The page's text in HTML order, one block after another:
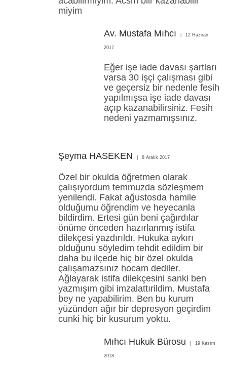
miyim
Av. Mustafa Mıhcı 12 Haziran
2017
Eğer işe iade davası şartları
varsa 30 işçi çalışması gibi
ve geçersiz bir nedenle fesih
yapılmışsa işe iade davası
açıp kazanabilirsiniz. Fesih
nedeni yazmamışsınız.
Şeyma HASEKEN 8 Aralık 2017
Özel bir okulda öğretmen olarak
çalışıyordum temmuzda sözleşmem
yenilendi. Fakat ağustosda hamile
olduğumu öğrendim ve heyecanla
bildirdim. Ertesi gün beni çağırdılar
önüme önceden hazırlanmış istifa
dilekçesi yazdırıldı. Hukuka aykırı
olduğunu söyledim tehdit edildim bir
daha bu ilçede hiç bir özel okulda
çalışamazsınız hocam dediler.
Ağlayarak istifa dilekçesini sanki ben
yazmışım gibi imzalattırildim. Mustafa
bey ne yapabilirim. Ben bu kurum
yüzünden ağır bir depresyon geçirdim
cunki hiç bir kusurum yoktu.
Mıhcı Hukuk Bürosu 19 Kasım
2018